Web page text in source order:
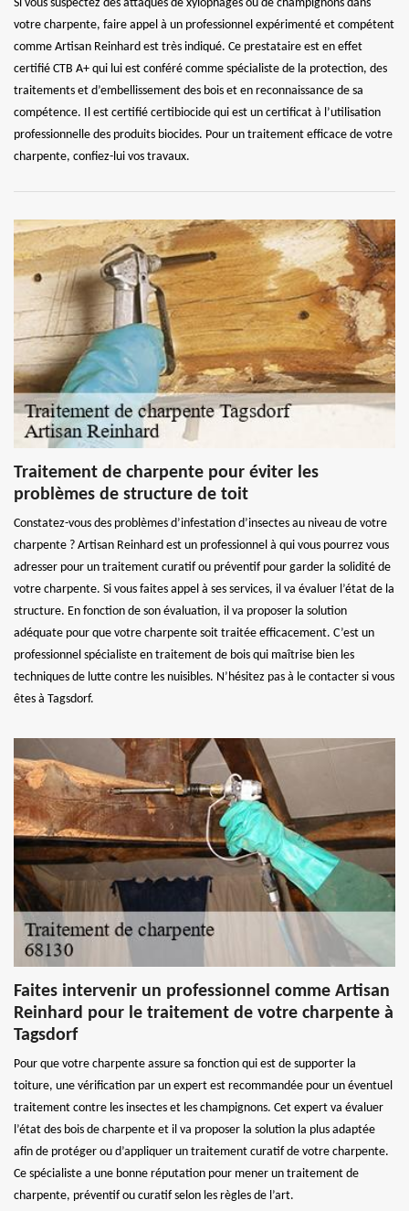
Si vous suspectez des attaques de xylophages ou de champignons dans
votre charpente, faire appel à un professionnel expérimenté et compétent
comme Artisan Reinhard est très indiqué. Ce prestataire est en effet
certifié CTB A+ qui lui est conféré comme spécialiste de la protection, des
traitements et d’embellissement des bois et en reconnaissance de sa
compétence. Il est certifié certibiocide qui est un certificat à l’utilisation
professionnelle des produits biocides. Pour un traitement efficace de votre
charpente, confiez-lui vos travaux.
Traitement de charpente pour éviter les
problèmes de structure de toit
Constatez-vous des problèmes d’infestation d’insectes au niveau de votre
charpente ? Artisan Reinhard est un professionnel à qui vous pourrez vous
adresser pour un traitement curatif ou préventif pour garder la solidité de
votre charpente. Si vous faites appel à ses services, il va évaluer l’état de la
structure. En fonction de son évaluation, il va proposer la solution
adéquate pour que votre charpente soit traitée efficacement. C’est un
professionnel spécialiste en traitement de bois qui maîtrise bien les
techniques de lutte contre les nuisibles. N’hésitez pas à le contacter si vous
êtes à Tagsdorf.
Faites intervenir un professionnel comme Artisan
Reinhard pour le traitement de votre charpente à
Tagsdorf
Pour que votre charpente assure sa fonction qui est de supporter la
toiture, une vérification par un expert est recommandée pour un éventuel
traitement contre les insectes et les champignons. Cet expert va évaluer
l’état des bois de charpente et il va proposer la solution la plus adaptée
afin de protéger ou d’appliquer un traitement curatif de votre charpente.
Ce spécialiste a une bonne réputation pour mener un traitement de
charpente, préventif ou curatif selon les règles de l’art.